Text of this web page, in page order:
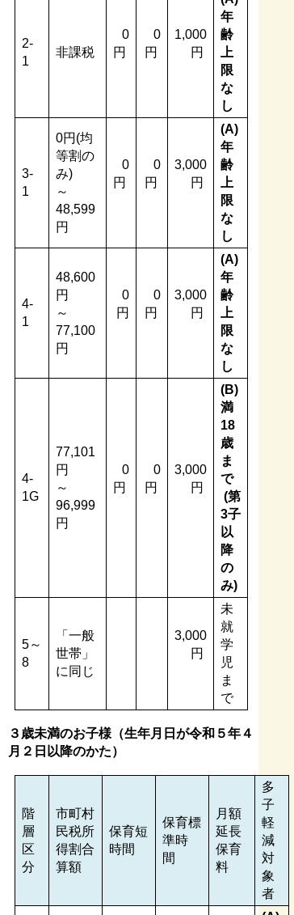
2-
1
非課税
0
円
0
円
1,000
円
年
齢
上
限
な
し
3-
1
0円(均
等割の
み)
～
48,599
円
0
円
0
円
3,000
円
(A)
年
齢
上
限
な
し
4-
1
48,600
円
～
77,100
円
0
円
0
円
3,000
円
(A)
年
齢
上
限
な
し
4-
1G
77,101
円
～
96,999
円
0
円
0
円
3,000
円
(B)
満
18
歳
ま
で
(第
3子
以
降
の
み)
5～
8
「一般
世帯」
に同じ
3,000
円
未
就
学
児
ま
で
３歳未満のお子様（生年月日が令和５年４
月２日以降のかた）
階
層
区
分
市町村
民税所
得割合
算額
保育短
時間
保育標
準時
間
月額
延長
保育
料
多
子
軽
減
対
象
者